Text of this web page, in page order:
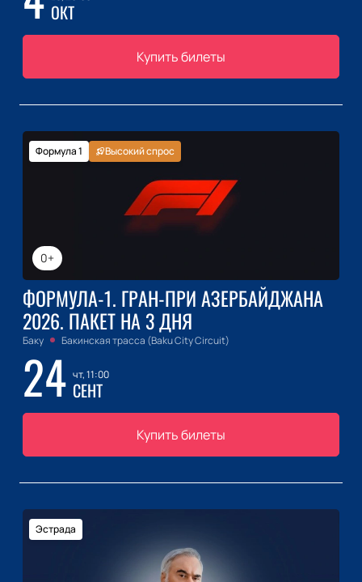
ОКТ
Купить билеты
0+
Формула 1 Высокий спрос
ФОРМУЛА-1. ГРАН-ПРИ АЗЕРБАЙДЖАНА
2026. ПАКЕТ НА 3 ДНЯ
Баку Бакинская трасса (Baku City Circuit)
24 чт, 11:00
СЕНТ
Купить билеты
Эстрада